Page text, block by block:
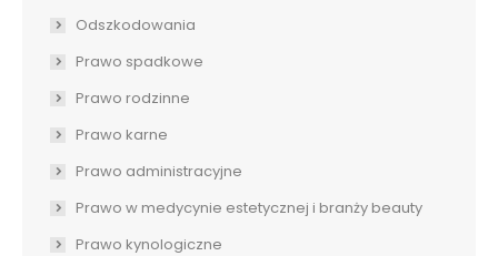
Odszkodowania
Prawo spadkowe
Prawo rodzinne
Prawo karne
Prawo administracyjne
Prawo w medycynie estetycznej i branży beauty
Prawo kynologiczne